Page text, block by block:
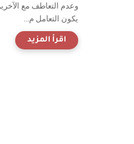
وعدم التعاطف مع
يكون التعامل م...